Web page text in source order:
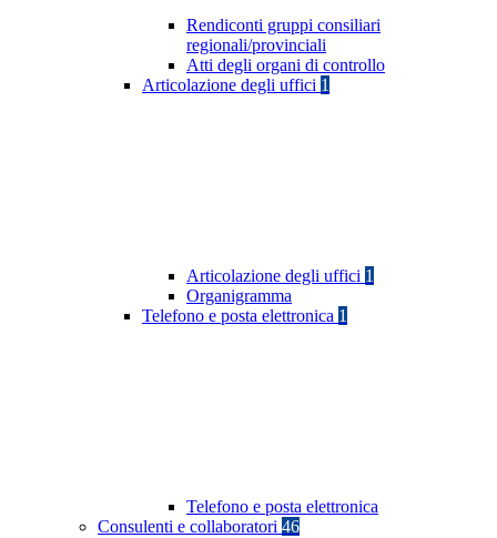
Rendiconti gruppi consiliari
regionali/provinciali
Atti degli organi di controllo
Articolazione degli uffici 1
Articolazione degli uffici 1
Organigramma
Telefono e posta elettronica 1
Telefono e posta elettronica
Consulenti e collaboratori 46